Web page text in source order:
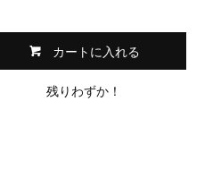
カートに入れる
残りわずか！